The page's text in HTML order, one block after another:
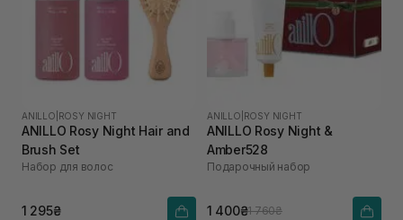
ANILLO ROSY NIGHT
ANILLO Rosy Night Hair and
Brush Set
Набор для волос
1 295₴
ANILLO ROSY NIGHT
ANILLO Rosy Night &
Amber528
Подарочный набор
1 400₴1 760₴